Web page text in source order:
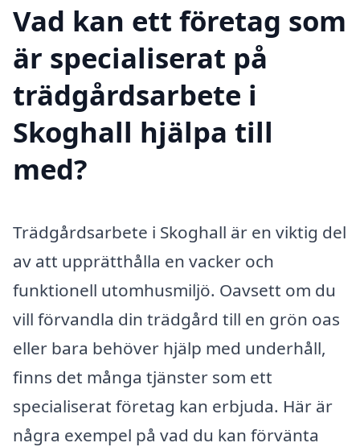
Vad kan ett företag som
är specialiserat på
trädgårdsarbete i
Skoghall hjälpa till
med?
Trädgårdsarbete i Skoghall är en viktig del
av att upprätthålla en vacker och
funktionell utomhusmiljö. Oavsett om du
vill förvandla din trädgård till en grön oas
eller bara behöver hjälp med underhåll,
finns det många tjänster som ett
specialiserat företag kan erbjuda. Här är
några exempel på vad du kan förvänta